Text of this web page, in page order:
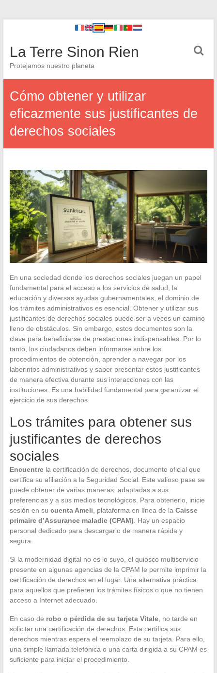
La Terre Sinon Rien
Protejamos nuestro planeta
Cómo obtener y utilizar
eficazmente sus justificantes de
derechos sociales
En una sociedad donde los derechos sociales juegan un papel
fundamental para el acceso a los servicios de salud, la
educación y diversas ayudas gubernamentales, el dominio de
los trámites administrativos es esencial. Obtener y utilizar sus
justificantes de derechos sociales puede ser a veces un camino
lleno de obstáculos. Sin embargo, estos documentos son la
clave para beneficiarse de prestaciones indispensables. Por lo
tanto, los ciudadanos deben informarse sobre los
procedimientos de obtención, aprender a navegar por los
laberintos administrativos y saber presentar estos justificantes
de manera efectiva durante sus interacciones con las
instituciones. Es una habilidad fundamental para garantizar el
ejercicio de sus derechos.
Los trámites para obtener sus
justificantes de derechos
sociales
Encuentrela certificación de derechos, documento oficial que
certifica su afiliación a la Seguridad Social. Este valioso pase se
puede obtener de varias maneras, adaptadas a sus
preferencias y a sus medios tecnológicos. Para obtenerlo, inicie
sesión en su cuenta Ameli , plataforma en línea de la Caisse
primaire d’Assurance maladie (CPAM) . Hay un espacio
personal dedicado para descargarlo de manera rápida y
segura.
Si la modernidad digital no es lo suyo, el quiosco multiservicio
presente en algunas agencias de la CPAM le permite imprimir la
certificación de derechos en el lugar. Una alternativa práctica
para aquellos que prefieren los trámites físicos o que no tienen
acceso a Internet adecuado.
En caso de robo o pérdida de su tarjeta Vitale, no tarde en
solicitar una certificación de derechos. Esta certifica sus
derechos mientras espera el reemplazo de su tarjeta. Para ello,
una simple llamada telefónica o una carta dirigida a su CPAM es
suficiente para iniciar el procedimiento.